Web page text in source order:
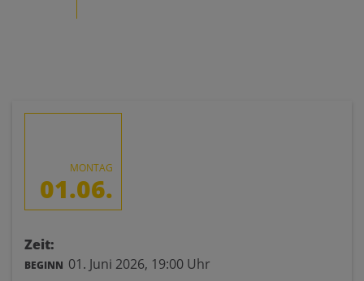
MONTAG
01.06.
Zeit:
BEGINN 01. Juni 2026, 19:00 Uhr